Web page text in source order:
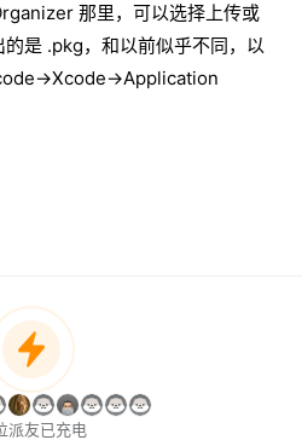
那里，可以选择上传或
是 .pkg，和以前似乎不同，以
>Xcode->Application
派友已充电